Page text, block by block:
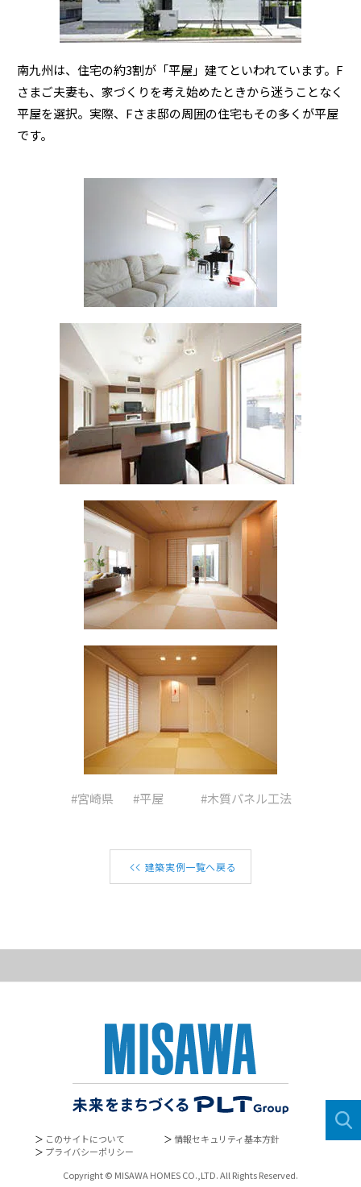
ミサワアイデンティティ
南九州は、住宅の約3割が「平屋」建てといわれています。F
さまご夫妻も、家づくりを考え始めたときから迷うことなく
平屋を選択。実際、Fさま邸の周囲の住宅もその多くが平屋
です。
#宮崎県 #平屋 #木質パネル工法
建築実例一覧へ戻る
＞ このサイトについて ＞ 情報セキュリティ基本方針
＞ プライバシーポリシー
Copyright © MISAWA HOMES CO.,LTD. All Rights Reserved.